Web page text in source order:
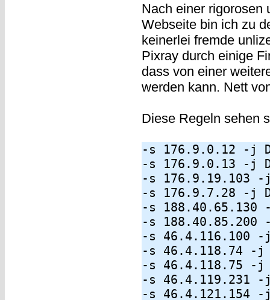
Nach einer rigorosen
Webseite bin ich zu
keinerlei fremde
Pixray durch einige
dass von einer
werden kann. Nett
Diese Regeln sehen
-s 176.9.0.12 -j
-s 176.9.0.13 -j
-s 176.9.19.103 -j
-s 176.9.7.28 -j
-s 188.40.65.130 -
-s 188.40.85.200 -
-s 46.4.116.100 -j
-s 46.4.118.74 -j
-s 46.4.118.75 -j
-s 46.4.119.231 -j
-s 46.4.121.154 -j